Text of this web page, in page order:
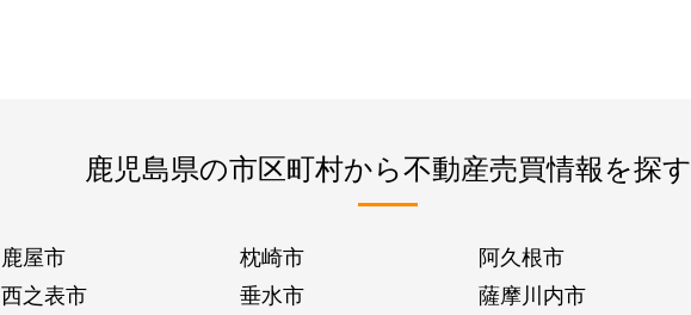
鹿児島県の市区町村から不動産売買情報を探す
鹿屋市 枕崎市 阿久根市
西之表市 垂水市 薩摩川内市